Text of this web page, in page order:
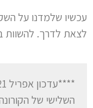
עכשיו שלמדנו על
לצאת לדרך. להשוות
השלישי של